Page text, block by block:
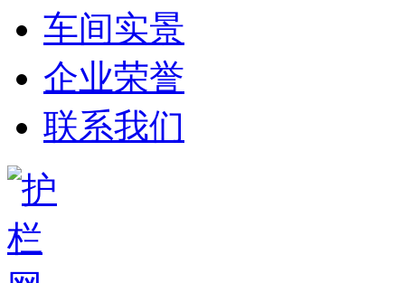
车间实景
企业荣誉
联系我们